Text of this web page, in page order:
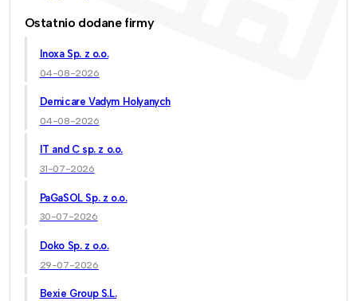
Ostatnio dodane firmy
Inoxa Sp. z o.o.
04-08-2026
Demicare Vadym Holyanych
04-08-2026
IT and C sp. z o.o.
31-07-2026
PaGaSOL Sp. z o.o.
30-07-2026
Doko Sp. z o.o.
29-07-2026
Bexie Group S.L.